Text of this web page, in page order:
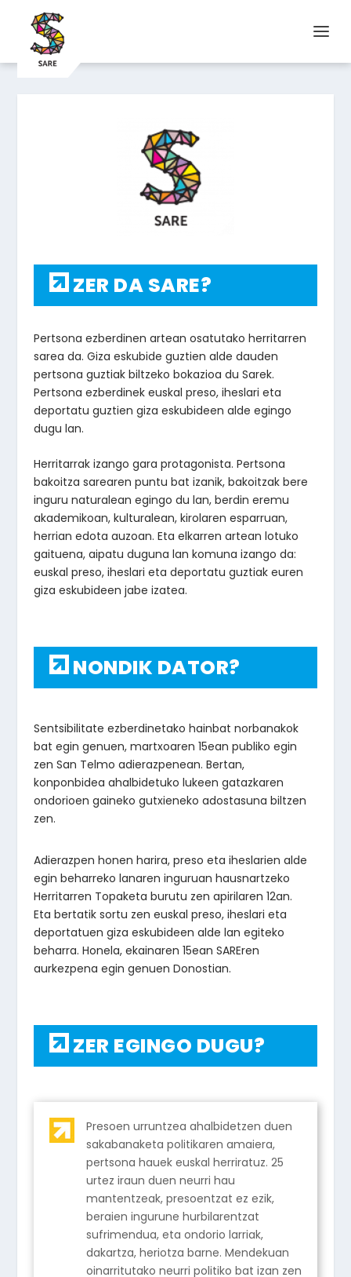
ZER DA SARE?
Pertsona ezberdinen artean osatutako herritarren
sarea da. Giza eskubide guztien alde dauden
pertsona guztiak biltzeko bokazioa du Sarek.
Pertsona ezberdinek euskal preso, iheslari eta
deportatu guztien giza eskubideen alde egingo
dugu lan.
Herritarrak izango gara protagonista. Pertsona
bakoitza sarearen puntu bat izanik, bakoitzak bere
inguru naturalean egingo du lan, berdin eremu
akademikoan, kulturalean, kirolaren esparruan,
herrian edota auzoan. Eta elkarren artean lotuko
gaituena, aipatu duguna lan komuna izango da:
euskal preso, iheslari eta deportatu guztiak euren
giza eskubideen jabe izatea.
NONDIK DATOR?
Sentsibilitate ezberdinetako hainbat norbanakok
bat egin genuen, martxoaren 15ean publiko egin
zen San Telmo adierazpenean. Bertan,
konponbidea ahalbidetuko lukeen gatazkaren
ondorioen gaineko gutxieneko adostasuna biltzen
zen.
Adierazpen honen harira, preso eta iheslarien alde
egin beharreko lanaren inguruan hausnartzeko
Herritarren Topaketa burutu zen apirilaren 12an.
Eta bertatik sortu zen euskal preso, iheslari eta
deportatuen giza eskubideen alde lan egiteko
beharra. Honela, ekainaren 15ean SAREren
aurkezpena egin genuen Donostian.
ZER EGINGO DUGU?
Presoen urruntzea ahalbidetzen duen
sakabanaketa politikaren amaiera,
pertsona hauek euskal herriratuz. 25
urtez iraun duen neurri hau
mantentzeak, presoentzat ez ezik,
beraien ingurune hurbilarentzat
sufrimendua, eta ondorio larriak,
dakartza, heriotza barne. Mendekuan
oinarritutako neurri politiko bat izan zen